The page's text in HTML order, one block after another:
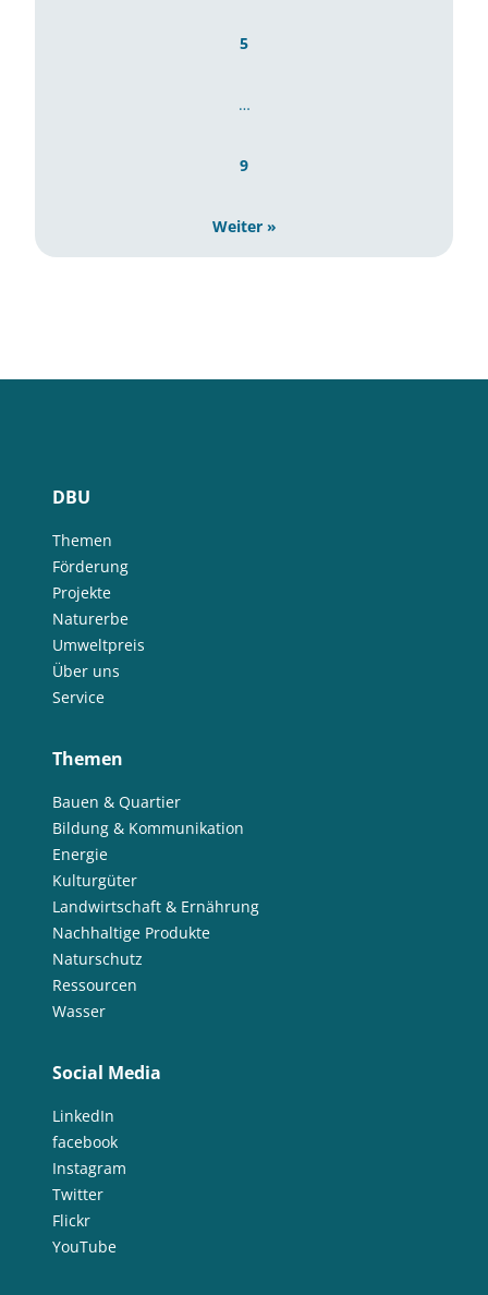
5
…
9
Weiter »
DBU
Themen
Förderung
Projekte
Naturerbe
Umweltpreis
Über uns
Service
Themen
Bauen & Quartier
Bildung & Kommunikation
Energie
Kulturgüter
Landwirtschaft & Ernährung
Nachhaltige Produkte
Naturschutz
Ressourcen
Wasser
Social Media
LinkedIn
facebook
Instagram
Twitter
Flickr
YouTube